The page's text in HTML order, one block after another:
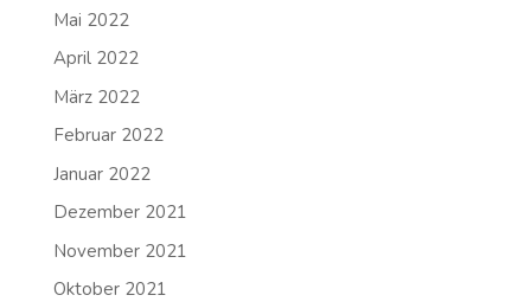
Mai 2022
April 2022
März 2022
Februar 2022
Januar 2022
Dezember 2021
November 2021
Oktober 2021